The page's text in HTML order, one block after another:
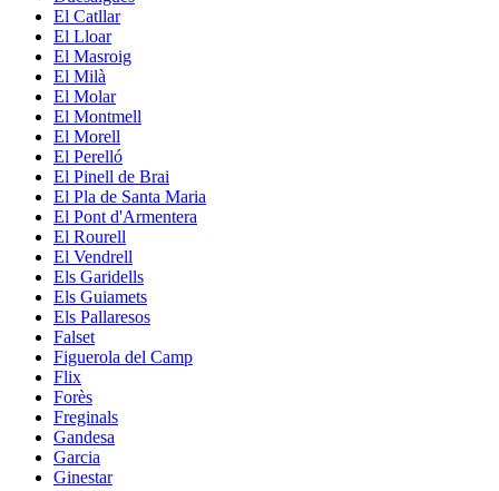
El Catllar
El Lloar
El Masroig
El Milà
El Molar
El Montmell
El Morell
El Perelló
El Pinell de Brai
El Pla de Santa Maria
El Pont d'Armentera
El Rourell
El Vendrell
Els Garidells
Els Guiamets
Els Pallaresos
Falset
Figuerola del Camp
Flix
Forès
Freginals
Gandesa
Garcia
Ginestar